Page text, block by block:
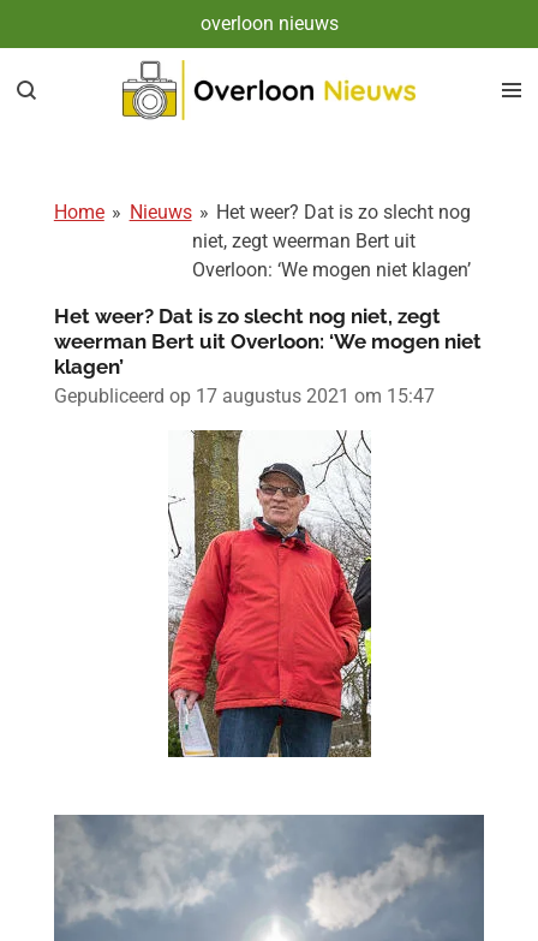
direct
naar
overloon nieuws
Home » Nieuws » Het weer? Dat is zo slecht nog
niet, zegt weerman Bert uit
Overloon: ‘We mogen niet klagen’
Het weer? Dat is zo slecht nog niet, zegt
weerman Bert uit Overloon: ‘We mogen niet
klagen’
Gepubliceerd op 17 augustus 2021 om 15:47